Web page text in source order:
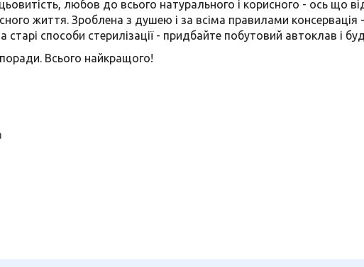
любов до всього натурального і корисного - ось що
життя. Зроблена з душею і за всіма правилами консервація
способи стерилізації - придбайте побутовий автоклав і
Всього найкращого!